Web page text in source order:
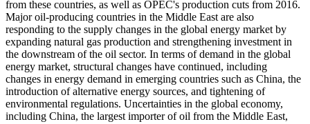
from these countries, as well as OPEC's production cuts from 2016.
Major oil-producing countries in the Middle East are also
responding to the supply changes in the global energy market by
expanding natural gas production and strengthening investment in
the downstream of the oil sector. In terms of demand in the global
energy market, structural changes have continued, including
changes in energy demand in emerging countries such as China, the
introduction of alternative energy sources, and tightening of
environmental regulations. Uncertainties in the global economy,
including China, the largest importer of oil from the Middle East,